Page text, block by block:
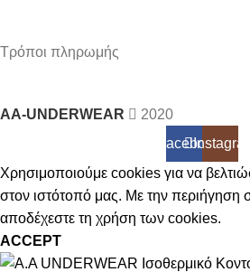
Τρόποι πληρωμής
AA-UNDERWEAR
2020
FacebookInstagram
Χρησιμοποιούμε cookies για να
στον ιστότοπό μας. Με την περιήγηση
αποδέχεστε τη χρήση των cookies.
ACCEPT